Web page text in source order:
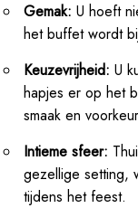
Gemak: U hoeft
het buffet wordt
Keuzevrijheid: U
hapjes er op het
smaak en
Intieme sfeer:
gezellige setting,
tijdens het feest.